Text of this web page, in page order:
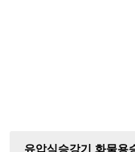
유압식승강기 화물용